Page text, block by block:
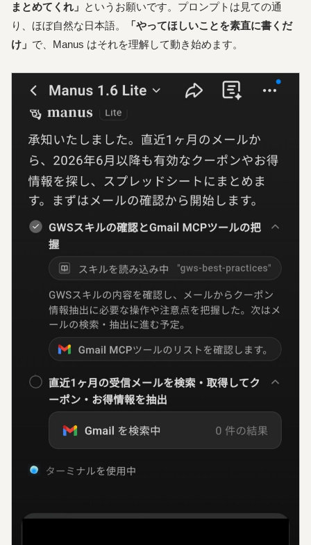
まとめてくれ」 というお願いです。プロンプトは見ての通
り、ほぼ自然な日本語。
「やってほしいことを素直に書くだ
け」 で、Manus はそれを理解して動き始めます。